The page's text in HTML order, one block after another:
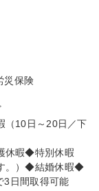
災保険
10日～20日／下
休暇◆特別休暇
。）◆結婚休暇◆
3日間取得可能